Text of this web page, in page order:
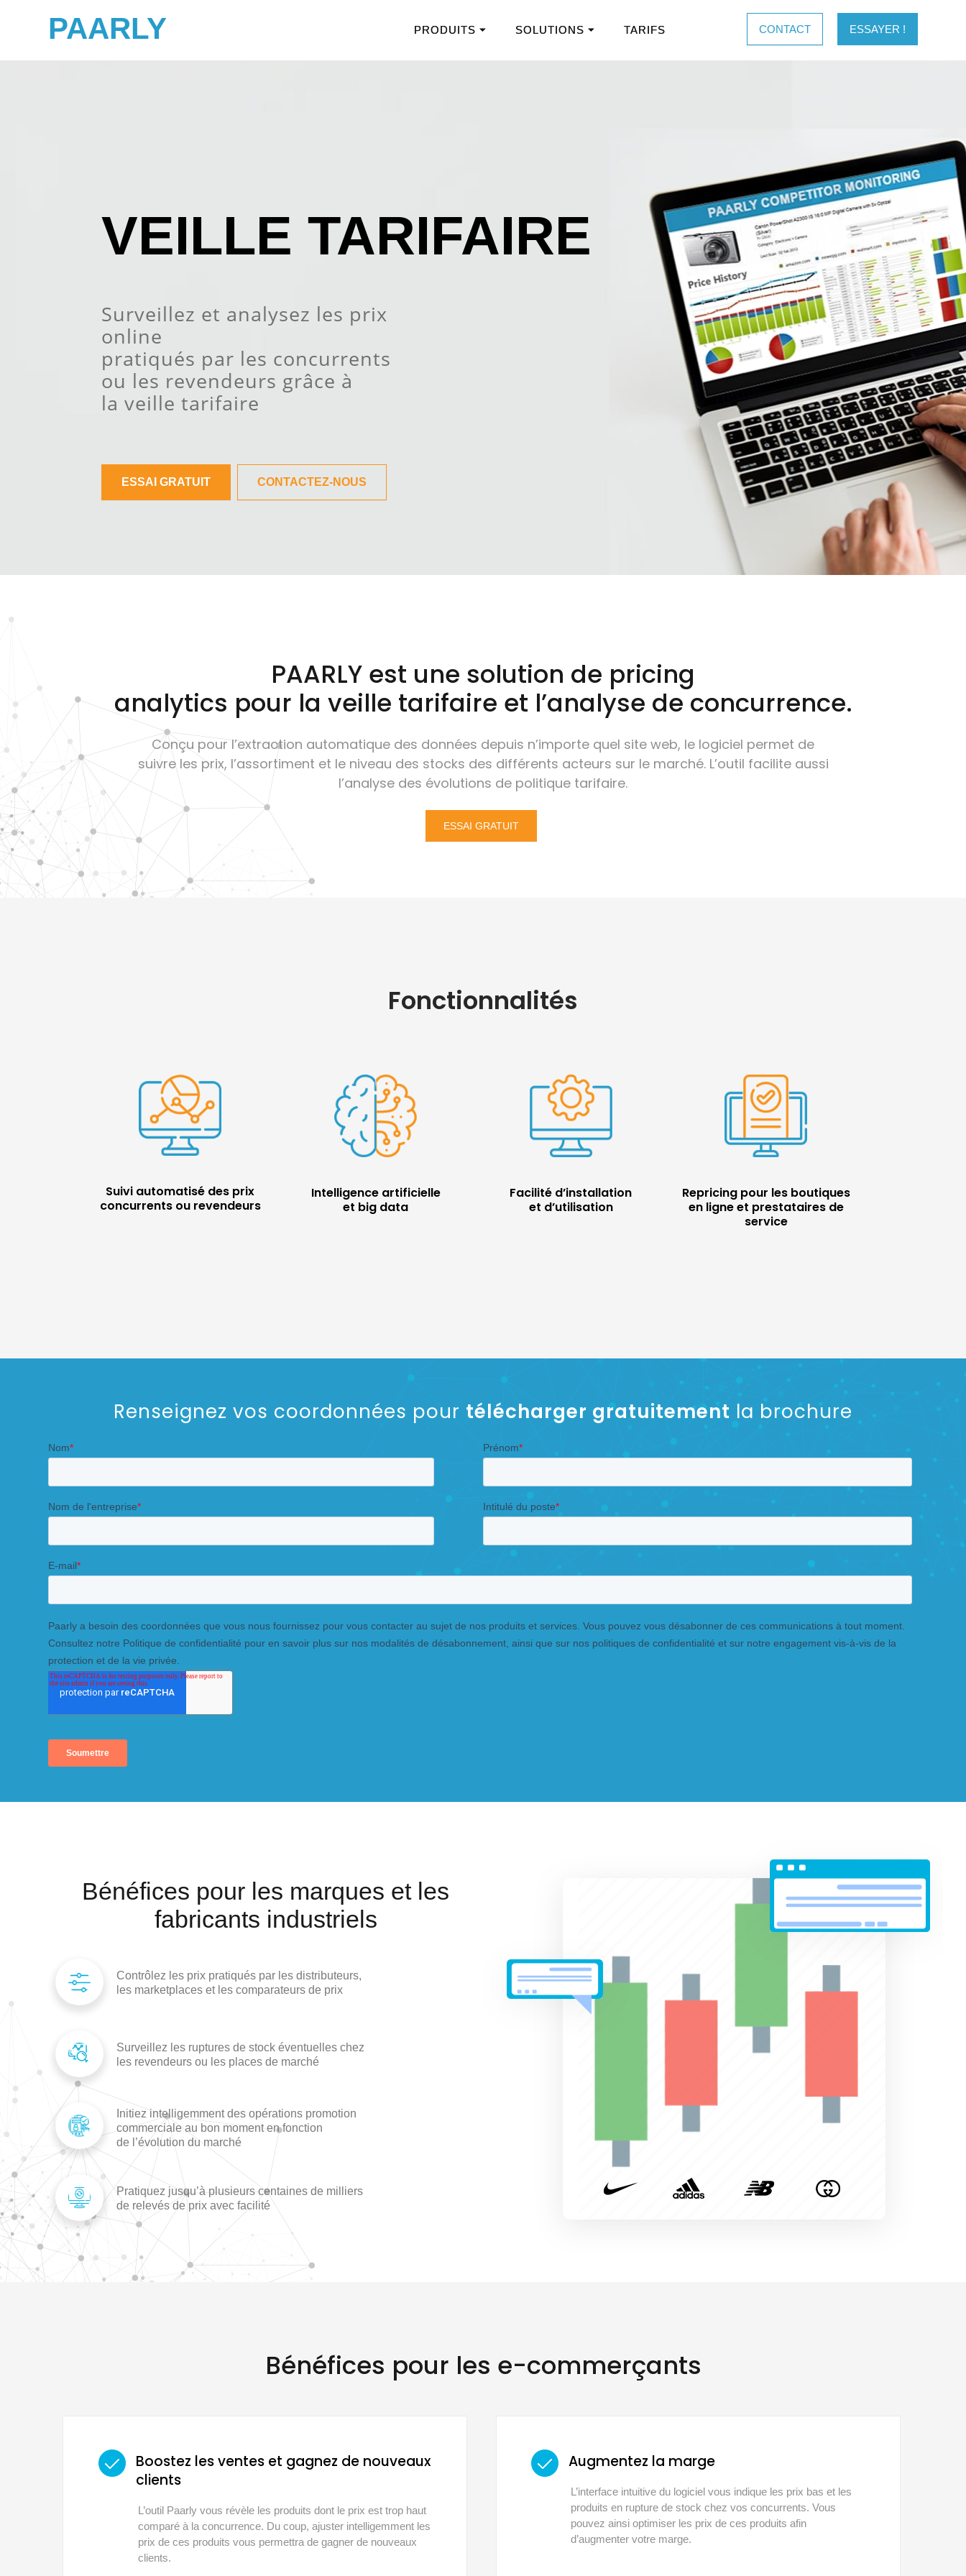
PAARLY ESSAYER !
CONTACT
PRODUITS ⏷ SOLUTIONS ⏷ TARIFS
VEILLE TARIFAIRE
Surveillez et analysez les prix
online
pratiqués par les concurrents
ou les revendeurs grâce à
la veille tarifaire
ESSAI GRATUIT CONTACTEZ-NOUS
PAARLY est une solution de pricing
analytics pour la veille tarifaire et l’analyse de concurrence.
Conçu pour l’extraction automatique des données depuis n’importe quel site web, le logiciel permet de
suivre les prix, l’assortiment et le niveau des stocks des différents acteurs sur le marché. L’outil facilite aussi
l’analyse des évolutions de politique tarifaire.
ESSAI GRATUIT
Fonctionnalités
Suivi automatisé des prix
concurrents ou revendeurs
Intelligence artificielle
et big data
Facilité d’installation
et d’utilisation
Repricing pour les boutiques
en ligne et prestataires de
service
Renseignez vos coordonnées pour télécharger gratuitement la brochure
Bénéfices pour les marques et les
fabricants industriels
Contrôlez les prix pratiqués par les distributeurs,
Surveillez les ruptures de stock éventuelles chez
Initiez intelligemment des opérations promotion
commerciale au bon moment en fonction
Pratiquez jusqu’à plusieurs centaines de milliers
Bénéfices pour les e-commerçants
Boostez les ventes et gagnez de nouveaux
clients
L’outil Paarly vous révèle les produits dont le prix est trop haut
comparé à la concurrence. Du coup, ajuster intelligemment les
prix de ces produits vous permettra de gagner de nouveaux
clients.
Augmentez la marge
L’interface intuitive du logiciel vous indique les prix bas et les
produits en rupture de stock chez vos concurrents. Vous
pouvez ainsi optimiser les prix de ces produits afin
d’augmenter votre marge.